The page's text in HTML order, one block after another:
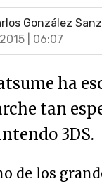
González Sanz
| 06:07
ha
tan
3DS.
de los